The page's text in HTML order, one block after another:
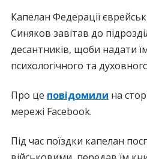
Капелан Федерації
Синяков завітав до
десантників, щоби надати
психологічного та
Про це повідомили на
мережі Facebook.
Під час поїздки капелан